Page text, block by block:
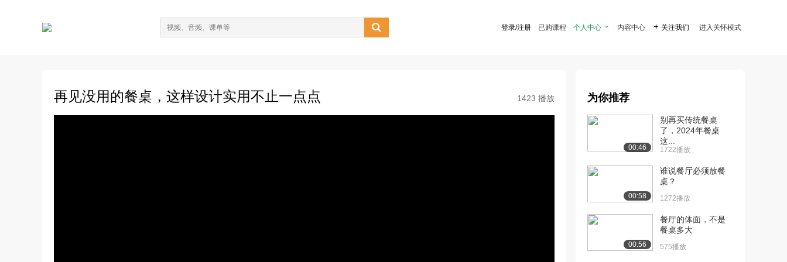
 登录/注册 已购课程 个人中心  内容中心  关注我们 进入关怀模式
再见没用的餐桌，这样设计实用不止一点点 1423 播放 为你推荐
00:46
别再买传统餐桌
了，2024年餐桌
这...
1722播放
00:58
谁说餐厅必须放餐
桌？
1272播放
00:56
餐厅的体面，不是
餐桌多大
575播放